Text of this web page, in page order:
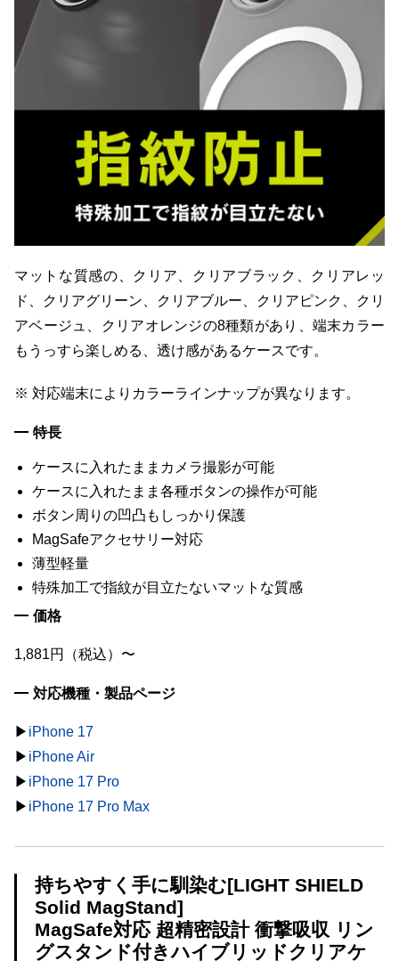
マットな質感の、クリア、クリアブラック、クリアレッ
ド、クリアグリーン、クリアブルー、クリアピンク、クリ
アベージュ、クリアオレンジの8種類があり、端末カラー
もうっすら楽しめる、透け感があるケースです。
※ 対応端末によりカラーラインナップが異なります。
特長
ケースに入れたままカメラ撮影が可能
ケースに入れたまま各種ボタンの操作が可能
ボタン周りの凹凸もしっかり保護
MagSafeアクセサリー対応
薄型軽量
特殊加工で指紋が目立たないマットな質感
価格
1,881円（税込）〜
対応機種・製品ページ
▶︎ iPhone 17
▶︎ iPhone Air
▶︎ iPhone 17 Pro
▶︎ iPhone 17 Pro Max
持ちやすく手に馴染む[LIGHT SHIELD
Solid MagStand]
MagSafe対応 超精密設計 衝撃吸収 リン
グスタンド付きハイブリッドクリアケ